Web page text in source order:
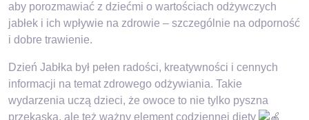
aby porozmawiać z dziećmi o wartościach odżywczych
jabłek i ich wpływie na zdrowie – szczególnie na odporność
i dobre trawienie.
Dzień Jabłka był pełen radości, kreatywności i cennych
informacji na temat zdrowego odżywiania. Takie
wydarzenia uczą dzieci, że owoce to nie tylko pyszna
przekąska, ale też ważny element codziennej diety